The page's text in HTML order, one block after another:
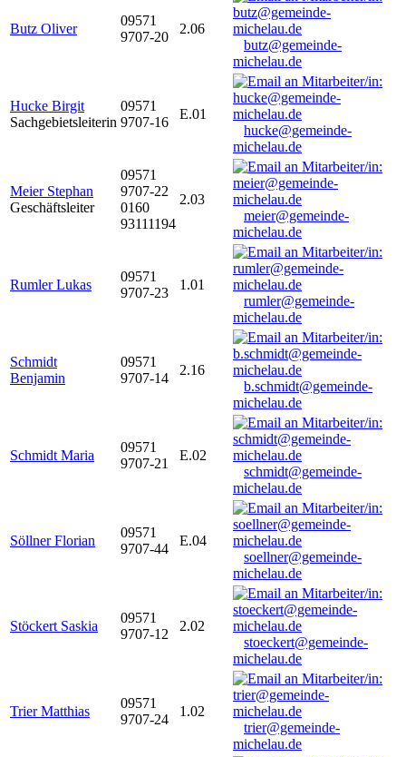
Butz Oliver
09571
9707-20
2.06
butz@gemeinde-
michelau.de
Hucke Birgit
Sachgebietsleiterin
09571
9707-16
E.01
hucke@gemeinde-
michelau.de
Meier Stephan
Geschäftsleiter
09571
9707-22
0160
93111194
2.03
meier@gemeinde-
michelau.de
Rumler Lukas
09571
9707-23
1.01
rumler@gemeinde-
michelau.de
Schmidt
Benjamin
09571
9707-14
2.16
b.schmidt@gemeinde-
michelau.de
Schmidt Maria
09571
9707-21
E.02
schmidt@gemeinde-
michelau.de
Söllner Florian
09571
9707-44
E.04
soellner@gemeinde-
michelau.de
Stöckert Saskia
09571
9707-12
2.02
stoeckert@gemeinde-
michelau.de
Trier Matthias
09571
9707-24
1.02
trier@gemeinde-
michelau.de